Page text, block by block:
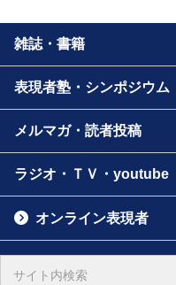
雑誌・書籍
表現者塾・シンポジウム
メルマガ・読者投稿
ラジオ・ＴＶ・youtube
オンライン表現者